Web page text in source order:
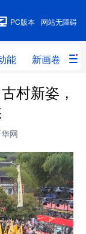
网站无障碍
PC版本
能 新画卷
新画卷
健康贵州
企业速递
安顺
村新姿，
网